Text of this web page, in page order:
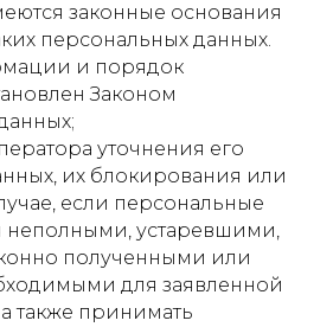
законные основания
персональных данных.
и порядок
Законом
уточнения его
их блокирования или
если персональные
неполными, устаревшими,
полученными или
для заявленной
также принимать